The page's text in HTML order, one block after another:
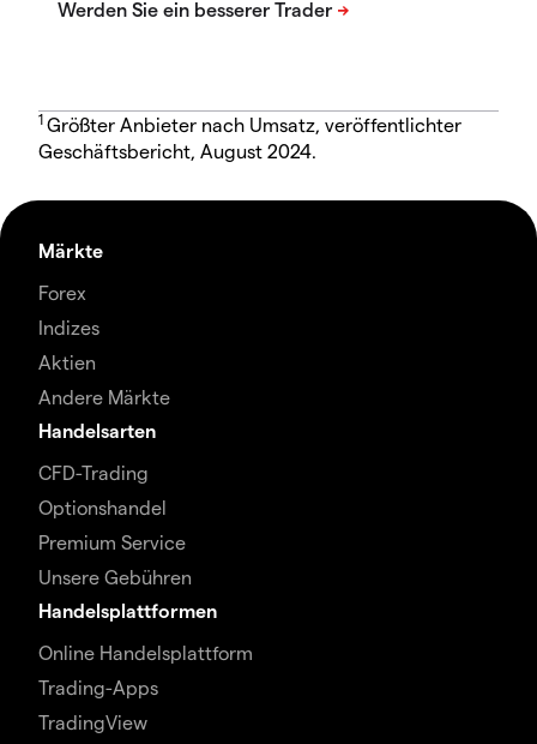
1 Größter Anbieter nach Umsatz, veröffentlichter
Geschäftsbericht, August 2024.
Märkte
Forex
Indizes
Aktien
Andere Märkte
Handelsarten
CFD-Trading
Optionshandel
Premium Service
Unsere Gebühren
Handelsplattformen
Online Handelsplattform
Trading-Apps
TradingView